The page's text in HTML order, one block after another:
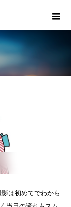
は初めてでわから